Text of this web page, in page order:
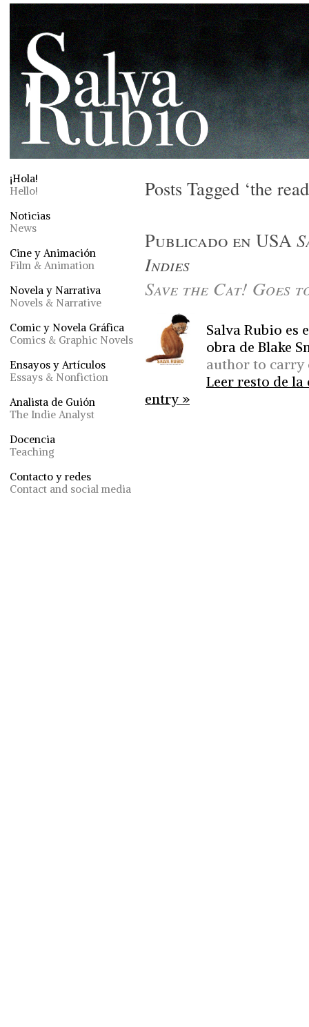
¡Hola!
Hello!
Noticias
News
Cine y Animación
Film & Animation
Novela y Narrativa
Novels & Narrative
Comic y Novela Gráfica
Comics & Graphic Novels
Ensayos y Artículos
Essays & Nonfiction
Analista de Guión
The Indie Analyst
Docencia
Teaching
Contacto y redes
Contact and social media
Posts Tagged ‘the
Publicado en USA
Indies
Save the Cat! Goes
Salva Rubio es
obra de Blake
author to carry
Leer resto de
entry »